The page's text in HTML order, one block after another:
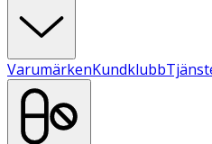
VarumärkenKundklubb